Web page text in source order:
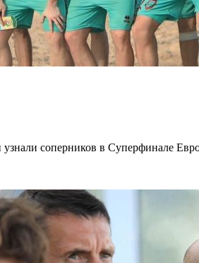
соперников в Суперфинале